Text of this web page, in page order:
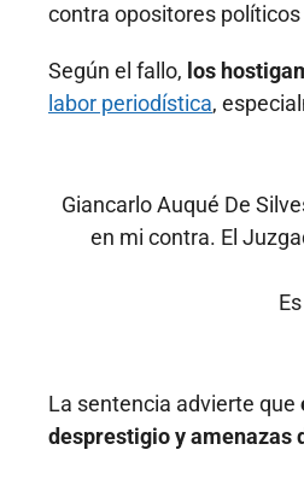
contra opositores
Según el fallo, los
labor periodística,
Giancarlo Auqué De
en mi contra. El
La sentencia advierte que
desprestigio y amenazas